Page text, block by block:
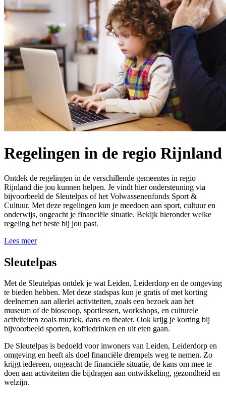
Regelingen in de regio Rijnland
Ontdek de regelingen in de verschillende gemeentes in regio
Rijnland die jou kunnen helpen. Je vindt hier ondersteuning via
bijvoorbeeld de Sleutelpas of het Volwassenenfonds Sport &
Cultuur. Met deze regelingen kun je meedoen aan sport, cultuur en
onderwijs, ongeacht je financiële situatie. Bekijk hieronder welke
regeling het beste bij jou past.
Lees meer
Sleutelpas
Met de Sleutelpas ontdek je wat Leiden, Leiderdorp en de omgeving
te bieden hebben. Met deze stadspas kun je gratis of met korting
deelnemen aan allerlei activiteiten, zoals een bezoek aan het
museum of de bioscoop, sportlessen, workshops, en culturele
activiteiten zoals muziek, dans en theater. Ook krijg je korting bij
bijvoorbeeld sporten, koffiedrinken en uit eten gaan.
De Sleutelpas is bedoeld voor inwoners van Leiden, Leiderdorp en
omgeving en heeft als doel financiële drempels weg te nemen. Zo
krijgt iedereen, ongeacht de financiële situatie, de kans om mee te
doen aan activiteiten die bijdragen aan ontwikkeling, gezondheid en
welzijn.